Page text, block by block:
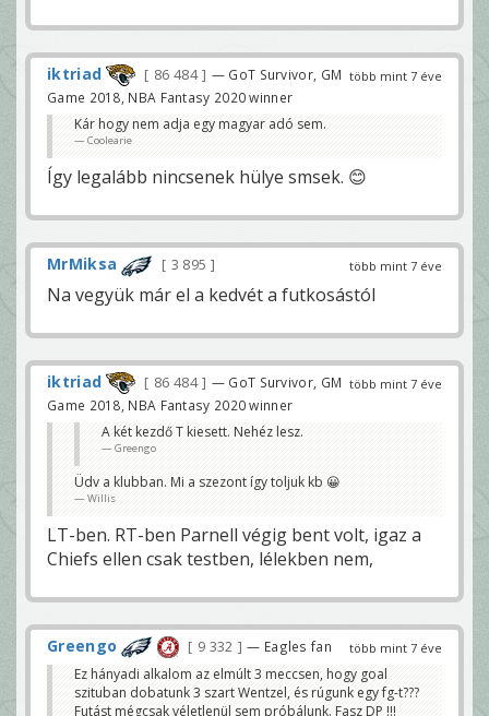
több mint 7 éve
iktriad 86 484
— GoT Survivor, GM
Game 2018, NBA Fantasy 2020 winner
Kár hogy nem adja egy magyar adó sem.
Coolearie
Így legalább nincsenek hülye smsek. 😊
több mint 7 éve
MrMiksa 3 895
Na vegyük már el a kedvét a futkosástól
több mint 7 éve
iktriad 86 484
— GoT Survivor, GM
Game 2018, NBA Fantasy 2020 winner
A két kezdő T kiesett. Nehéz lesz.
Greengo
Üdv a klubban. Mi a szezont így toljuk kb 😀
Willis
LT-ben. RT-ben Parnell végig bent volt, igaz a
Chiefs ellen csak testben, lélekben nem,
több mint 7 éve
Greengo 9 332 — Eagles fan
Ez hányadi alkalom az elmúlt 3 meccsen, hogy goal
szituban dobatunk 3 szart Wentzel, és rúgunk egy fg-t???
Futást mégcsak véletlenül sem próbálunk. Fasz DP !!!